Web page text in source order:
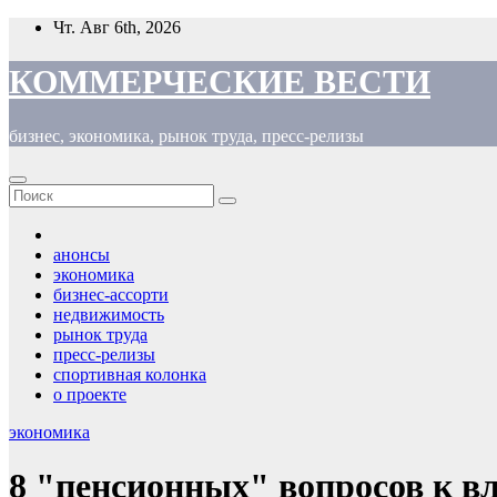
Перейти
содержимому
Чт. Авг 6th, 2026
КОММЕРЧЕСКИЕ ВЕСТИ
бизнес, экономика, рынок труда, пресс-релизы
анонсы
экономика
бизнес-ассорти
недвижимость
рынок труда
пресс-релизы
спортивная колонка
о проекте
экономика
8 "пенсионных" вопросов к